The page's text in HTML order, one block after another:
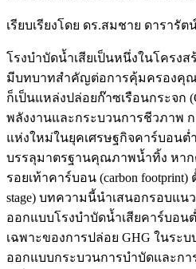
เรียบเรียงโดย ดร.สมชาย ดารารัต
โรงบำบัดน้ำเสียเป็นหนึ่งในโครง
มีบทบาทสำคัญต่อการคุ้มครองคุ
ก็เป็นแหล่งปล่อยก๊าซเรือนกระจก
พลังงานและกระบวนการชีวภาพ
แห่งใหม่ในยุคเศรษฐกิจคาร์บอนต่
บรรลุมาตรฐานคุณภาพน้ำทิ้ง หาก
รอยเท้าคาร์บอน (carbon
stage) บทความนี้นำเสนอกรอบแน
ออกแบบโรงบำบัดน้ำเสียคาร์บอน
เฉพาะของการปล่อย GHG ในระบ
ออกแบบกระบวนการบำบัดและกา